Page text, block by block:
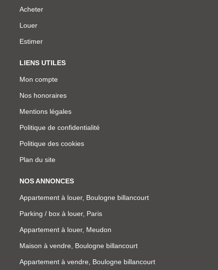
Acheter
Louer
Estimer
LIENS UTILES
Mon compte
Nos honoraires
Mentions légales
Politique de confidentialité
Politique des cookies
Plan du site
NOS ANNONCES
Appartement à louer, Boulogne billancourt
Parking / box à louer, Paris
Appartement à louer, Meudon
Maison à vendre, Boulogne billancourt
Appartement à vendre, Boulogne billancourt